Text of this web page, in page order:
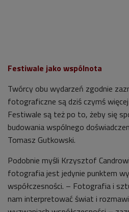
Festiwale jako wspólnota
Twórcy obu wydarzeń zgodnie
fotograficzne są dziś czymś
Festiwale są też po to, żeby się
budowania wspólnego
Tomasz Gutkowski.
Podobnie myśli Krzysztof
fotografia jest jedynie punktem
współczesności. – Fotografia i
nam interpretować świat i